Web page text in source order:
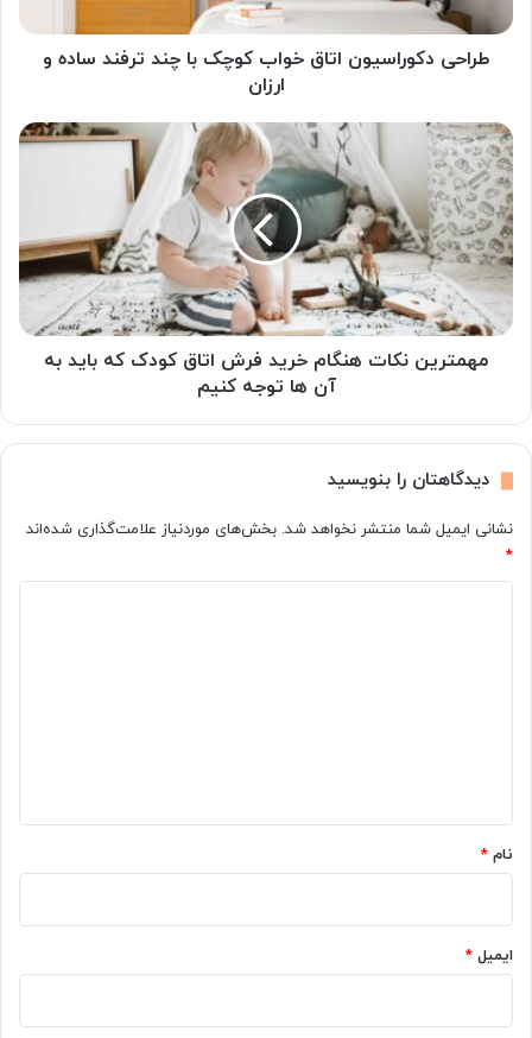
ساده
طراحی دکوراسیون اتاق خواب کوچک با چند ترفند ساده و
ارزان
مهمترین
نکات
هنگام
خرید
فرش
اتاق
کودک
باید
توجه
مهمترین نکات هنگام خرید فرش اتاق کودک که باید به
آن ها توجه کنیم
دیدگاهتان را بنویسید
نشانی ایمیل شما منتشر نخواهد شد. بخش‌های موردنیاز علامت‌گذاری شده‌اند
*
نام *
ایمیل *